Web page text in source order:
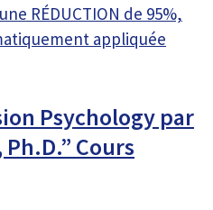
RÉDUCTION de 95%,
appliquée
Psychology par
Cours